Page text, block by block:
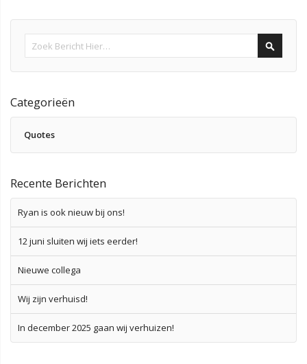
Search
Categorieën
Quotes
Recente Berichten
Ryan is ook nieuw bij ons!
12 juni sluiten wij iets eerder!
Nieuwe collega
Wij zijn verhuisd!
In december 2025 gaan wij verhuizen!